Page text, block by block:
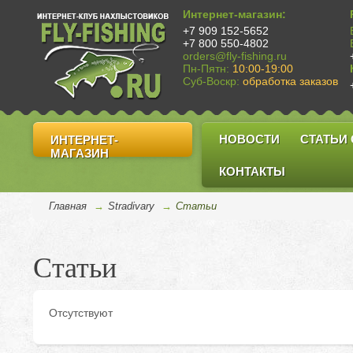
Интернет-магазин:
+7 909 152-5652
+7 800 550-4802
orders@fly-fishing.ru
Пн-Пятн: 10:00-19:00
Суб-Воскр: обработка заказов
ИНТЕРНЕТ-
МАГАЗИН
НОВОСТИ СТАТЬИ
КОНТАКТЫ
Главная → Stradivary → Cтатьи
Статьи
Отсутствуют